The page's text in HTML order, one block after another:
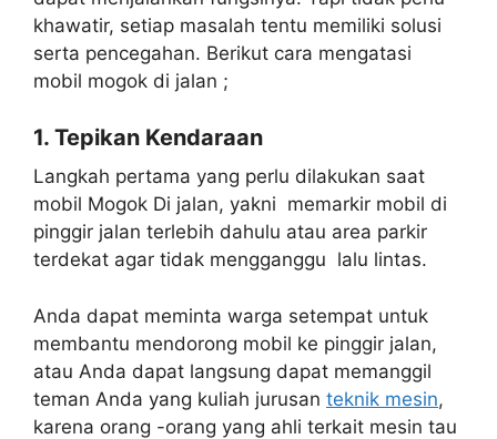
khawatir, setiap masalah tentu memiliki solusi
serta pencegahan. Berikut cara mengatasi
mobil mogok di jalan ;
1. Tepikan Kendaraan
Langkah pertama yang perlu dilakukan saat
mobil Mogok Di jalan, yakni memarkir mobil di
pinggir jalan terlebih dahulu atau area parkir
terdekat agar tidak mengganggu lalu lintas.
Anda dapat meminta warga setempat untuk
membantu mendorong mobil ke pinggir jalan,
atau Anda dapat langsung dapat memanggil
teman Anda yang kuliah jurusan teknik mesin,
karena orang -orang yang ahli terkait mesin tau